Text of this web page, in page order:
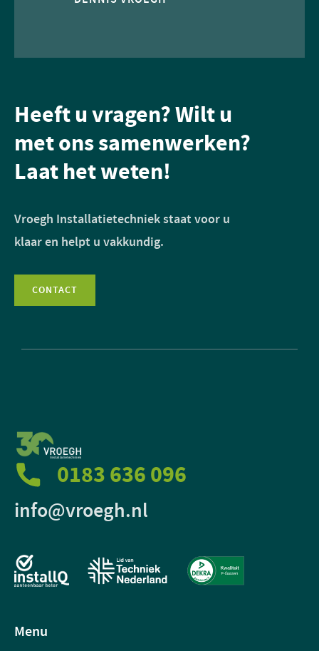
Heeft u vragen? Wilt u
met ons samenwerken?
Laat het weten!
Vroegh Installatietechniek staat voor u
klaar en helpt u vakkundig.
CONTACT
0183 636 096
info@vroegh.nl
Menu